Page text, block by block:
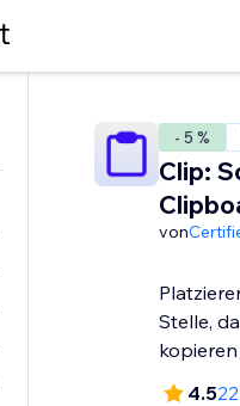
- 5 %
Clip:
von
Stelle,
4.5